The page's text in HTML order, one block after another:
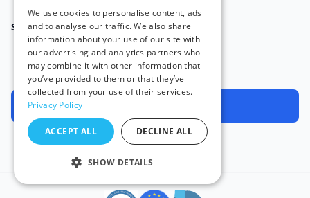
SOCIAL
We are available 24/7
Hergestellt und gehostet in der EU 🇪🇺
We use cookies to personalise content, ads
and to analyse our traffic. We also share
information about your use of our site with
our advertising and analytics partners who
may combine it with other information that
you’ve provided to them or that they’ve
collected from your use of their services.
Privacy Policy
ACCEPT ALL DECLINE ALL
SHOW DETAILS